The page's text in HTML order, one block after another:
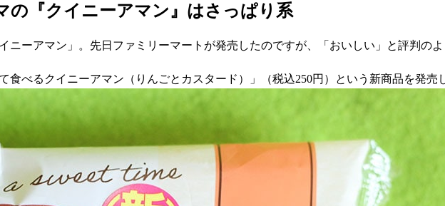
の『クイニーアマン』はさっぱり系
ーアマン」。先日ファミリーマートが発売したのですが、「おいしい」と評判のよ
食べるクイニーアマン（りんごとカスタード）」（税込250円）という新商品を発売